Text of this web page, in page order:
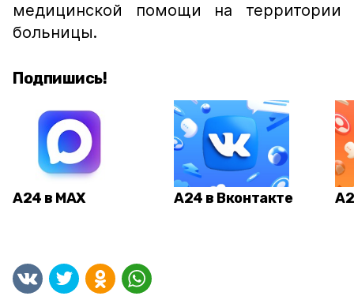
медицинской помощи на территории
больницы.
Подпишись!
А24 в MAX А24 в Вконтакте